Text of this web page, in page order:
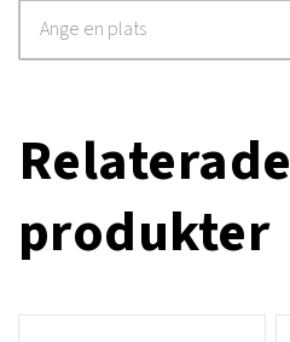
Relaterade
produkter